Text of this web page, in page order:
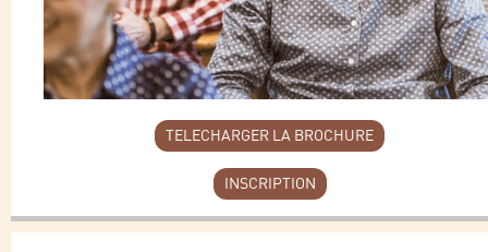
TELECHARGER LA BROCHURE
INSCRIPTION